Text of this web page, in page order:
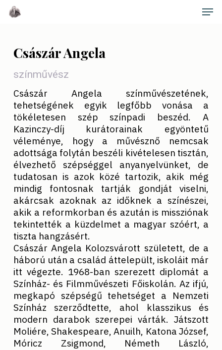
Skip
Császár Angela
színművész
Császár Angela színművészetének,
tehetségének egyik legfőbb vonása a
tökéletesen szép színpadi beszéd. A
Kazinczy-díj kurátorainak egyöntetű
véleménye, hogy a művésznő nemcsak
adottsága folytán beszéli kivételesen tisztán,
élvezhető szépséggel anyanyelvünket, de
tudatosan is azok közé tartozik, akik még
mindig fontosnak tartják gondját viselni,
akárcsak azoknak az időknek a színészei,
akik a reformkorban és azután is missziónak
tekintették a küzdelmet a magyar szóért, a
tiszta hangzásért.
Császár Angela Kolozsvárott született, de a
háború után a család áttelepült, iskoláit már
itt végezte. 1968-ban szerezett diplomát a
Színház- és Filmművészeti Főiskolán. Az ifjú,
megkapó szépségű tehetséget a Nemzeti
Színház szerződtette, ahol klasszikus és
modern darabok szerepei várták. Játszott
Moliére, Shakespeare, Anuilh, Katona József,
Móricz Zsigmond, Németh László,